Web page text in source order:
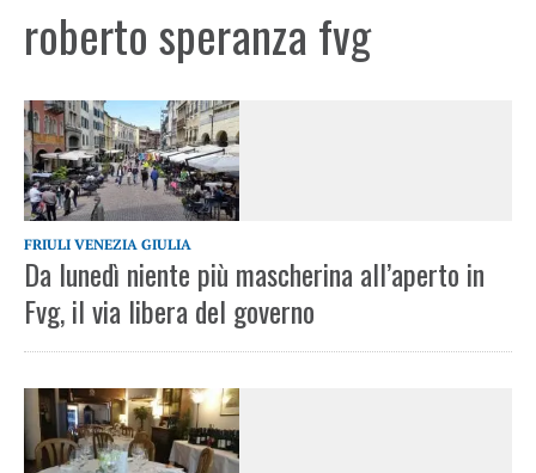
roberto speranza fvg
FRIULI VENEZIA GIULIA
Da lunedì niente più mascherina all’aperto in
Fvg, il via libera del governo